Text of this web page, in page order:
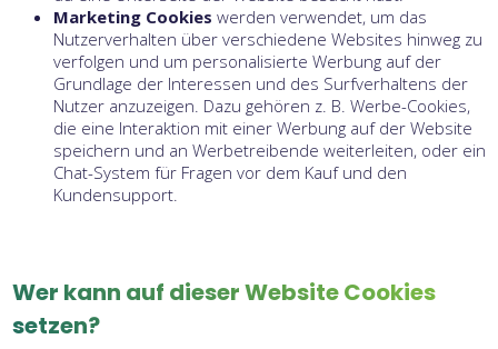
Marketing Cookies werden verwendet, um das
Nutzerverhalten über verschiedene Websites hinweg zu
verfolgen und um personalisierte Werbung auf der
Grundlage der Interessen und des Surfverhaltens der
Nutzer anzuzeigen. Dazu gehören z. B. Werbe-Cookies,
die eine Interaktion mit einer Werbung auf der Website
speichern und an Werbetreibende weiterleiten, oder ein
Chat-System für Fragen vor dem Kauf und den
Kundensupport.
Wer kann auf dieser Website Cookies
setzen?